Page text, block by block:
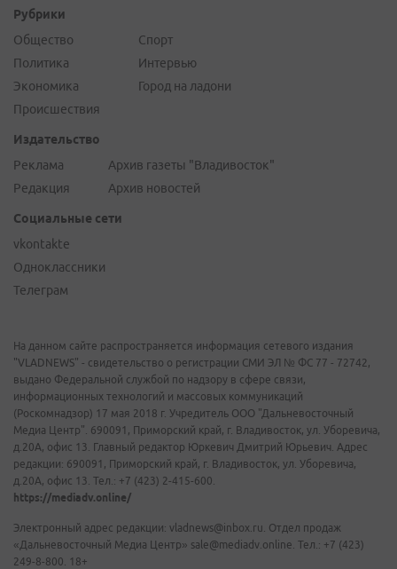
Рубрики
Общество
Политика
Экономика
Происшествия
Спорт
Интервью
Город на ладони
Издательство
Реклама
Редакция
Архив газеты "Владивосток"
Архив новостей
Социальные сети
vkontakte
Одноклассники
Телеграм
На данном сайте распространяется информация сетевого издания
"VLADNEWS" - свидетельство о регистрации СМИ ЭЛ № ФС 77 - 72742,
выдано Федеральной службой по надзору в сфере связи,
информационных технологий и массовых коммуникаций
(Роскомнадзор) 17 мая 2018 г. Учредитель ООО "Дальневосточный
Медиа Центр". 690091, Приморский край, г. Владивосток, ул. Уборевича,
д.20А, офис 13. Главный редактор Юркевич Дмитрий Юрьевич. Адрес
редакции: 690091, Приморский край, г. Владивосток, ул. Уборевича,
д.20А, офис 13. Тел.: +7 (423) 2-415-600.
https://mediadv.online/
Электронный адрес редакции: vladnews@inbox.ru. Отдел продаж
«Дальневосточный Медиа Центр» sale@mediadv.online. Тел.: +7 (423)
249-8-800. 18+